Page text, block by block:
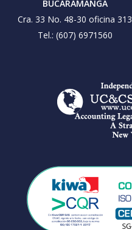
BUCARAMANGA
Cra. 33 No. 48-30 oficina 313
Tel.: (607) 6971560